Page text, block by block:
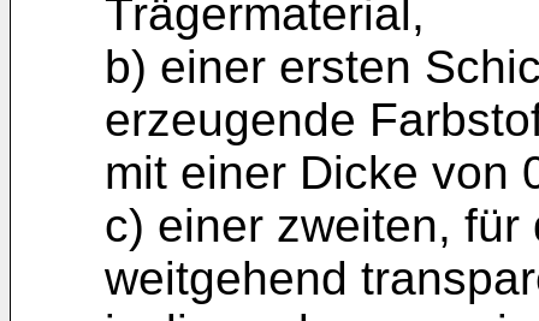
Trägermaterial,
b) einer ersten
erzeugende
mit einer Dicke von
c) einer zweiten,
weitgehend